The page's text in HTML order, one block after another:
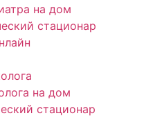
на дом
стационар
на дом
стационар